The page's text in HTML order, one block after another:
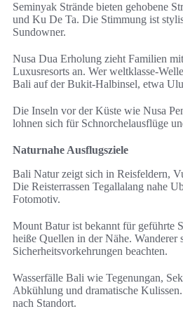
Seminyak Strände bieten gehobene
und Ku De Ta. Die Stimmung ist
Sundowner.
Nusa Dua Erholung zieht Familien
Luxusresorts an. Wer weltklasse-
Bali auf der Bukit-Halbinsel, etwa
Die Inseln vor der Küste wie Nusa
lohnen sich für Schnorchelausflüge
Naturnahe Ausflugsziele
Bali Natur zeigt sich in Reisfeldern,
Die Reisterrassen Tegallalang nahe
Fotomotiv.
Mount Batur ist bekannt für geführte
heiße Quellen in der Nähe. Wanderer
Sicherheitsvorkehrungen beachten.
Wasserfälle Bali wie Tegenungan,
Abkühlung und dramatische
nach Standort.